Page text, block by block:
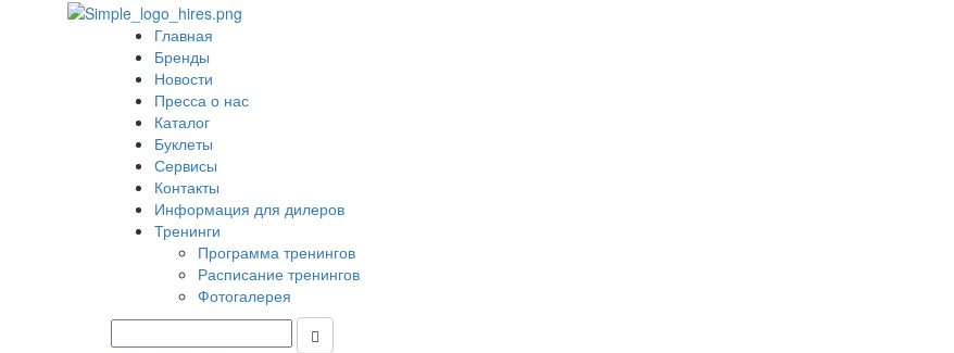
Главная
Бренды
Новости
Пресса о нас
Каталог
Буклеты
Сервисы
Контакты
Информация для дилеров
Тренинги
Программа тренингов
Расписание тренингов
Фотогалерея